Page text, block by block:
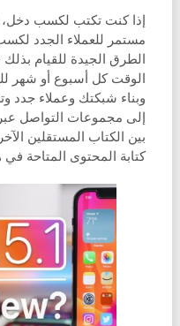
إذا كنت تكتب لكسب
مستمر للعملاء الجدد
الطرق الجيدة للقيام
الوقت كل أسبوع أو شهر
وبناء شبكتك وعملاء جدد
إلى مجموعات التواصل
بين الكتاب المستقلين
كتابة المحتوى المتاحة